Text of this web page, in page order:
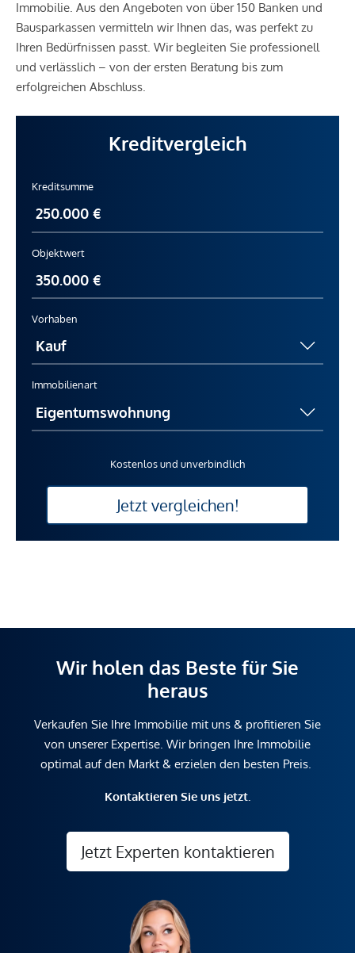
Immobilie. Aus den Angeboten von über 150 Banken und
Bausparkassen vermitteln wir Ihnen das, was perfekt zu
Ihren Bedürfnissen passt. Wir begleiten Sie professionell
und verlässlich – von der ersten Beratung bis zum
erfolgreichen Abschluss.
Kreditvergleich
Kreditsumme
Objektwert
Vorhaben
Immobilienart
Kostenlos und unverbindlich
Jetzt vergleichen!
Wir holen das Beste für Sie
heraus
Verkaufen Sie Ihre Immobilie mit uns & profitieren Sie
von unserer Expertise. Wir bringen Ihre Immobilie
optimal auf den Markt & erzielen den besten Preis.
Kontaktieren Sie uns jetzt.
Jetzt Experten kontaktieren